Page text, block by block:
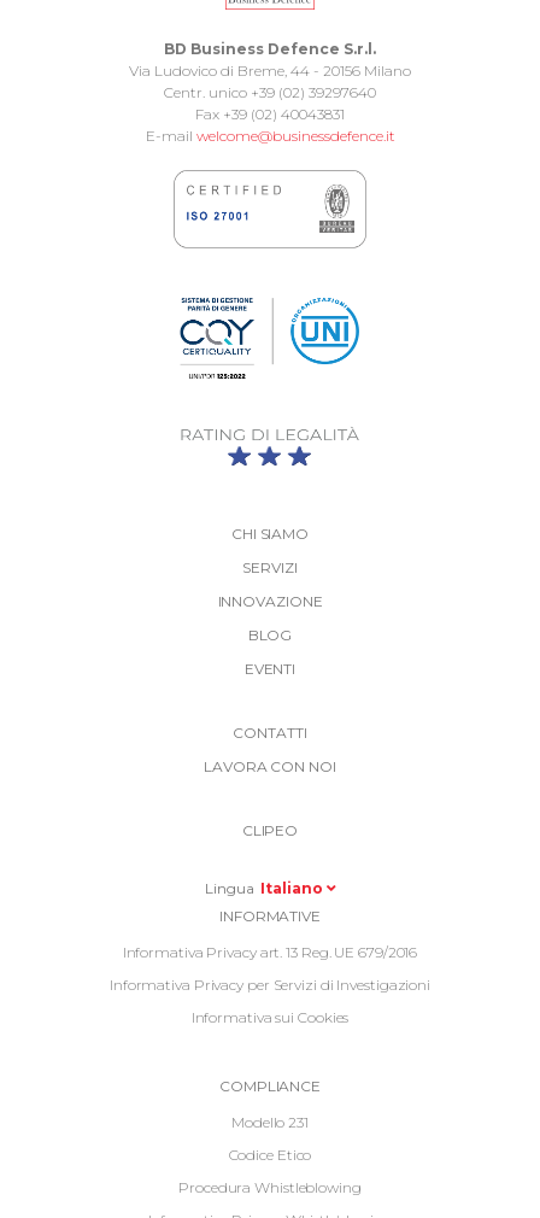
BD Business Defence S.r.l.
Via Ludovico di Breme, 44 - 20156 Milano
Centr. unico +39 (02) 39297640
Fax +39 (02) 40043831
E-mail welcome@businessdefence.it
CHI SIAMO
SERVIZI
INNOVAZIONE
BLOG
EVENTI
CONTATTI
LAVORA CON NOI
CLIPEO
Lingua Italiano
Informative
Footer
INFORMATIVE
Informativa Privacy art. 13 Reg. UE 679/2016
Informativa Privacy per Servizi di Investigazioni
Informativa sui Cookies
InformativeCOMPLIANCE
Modello 231
Codice Etico
Procedura Whistleblowing